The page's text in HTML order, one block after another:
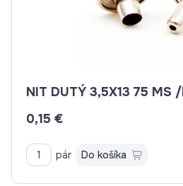
0,15 €
pár Do košíka